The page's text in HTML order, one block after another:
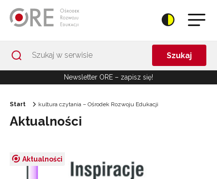
Szukaj
Newsletter ORE – zapisz się!
Start kultura czytania – Ośrodek Rozwoju Edukacji
Aktualności
Aktualności